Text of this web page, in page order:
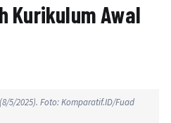
Kurikulum Awal
5/2025). Foto: Komparatif.ID/Fuad